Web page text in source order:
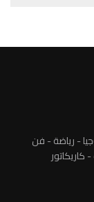
- رياضة - فن